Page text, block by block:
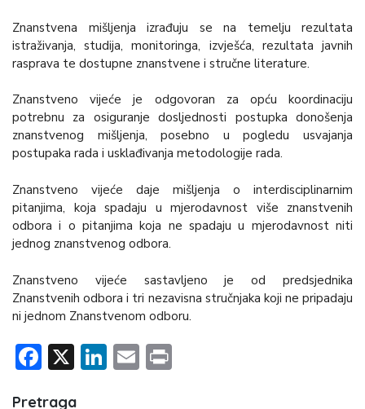
Znanstvena mišljenja izrađuju se na temelju rezultata
istraživanja, studija, monitoringa, izvješća, rezultata javnih
rasprava te dostupne znanstvene i stručne literature.
Znanstveno vijeće je odgovoran za opću koordinaciju
potrebnu za osiguranje dosljednosti postupka donošenja
znanstvenog mišljenja, posebno u pogledu usvajanja
postupaka rada i usklađivanja metodologije rada.
Znanstveno vijeće daje mišljenja o interdisciplinarnim
pitanjima, koja spadaju u mjerodavnost više znanstvenih
odbora i o pitanjima koja ne spadaju u mjerodavnost niti
jednog znanstvenog odbora.
Znanstveno vijeće sastavljeno je od predsjednika
Znanstvenih odbora i tri nezavisna stručnjaka koji ne pripadaju
ni jednom Znanstvenom odboru.
Facebook
X LinkedIn
Email
Pretraga